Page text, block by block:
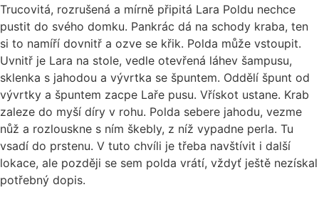
Trucovitá, rozrušená a mírně připitá Lara Poldu nechce
pustit do svého domku. Pankrác dá na schody kraba, ten
si to namíří dovnitř a ozve se křik. Polda může vstoupit.
Uvnitř je Lara na stole, vedle otevřená láhev šampusu,
sklenka s jahodou a vývrtka se špuntem. Oddělí špunt od
vývrtky a špuntem zacpe Laře pusu. Vřískot ustane. Krab
zaleze do myší díry v rohu. Polda sebere jahodu, vezme
nůž a rozlouskne s ním škebly, z níž vypadne perla. Tu
vsadí do prstenu. V tuto chvíli je třeba navštívit i další
lokace, ale později se sem polda vrátí, vždyť ještě nezískal
potřebný dopis.